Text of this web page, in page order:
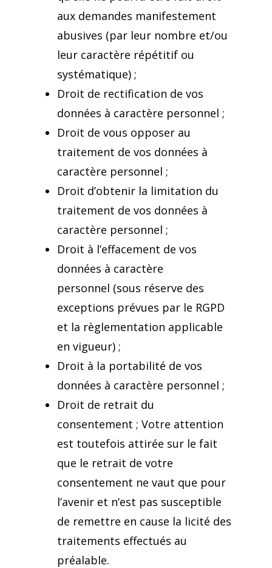
aux demandes manifestement
abusives (par leur nombre et/ou
leur caractère répétitif ou
systématique) ;
Droit de rectification de vos
données à caractère personnel ;
Droit de vous opposer au
traitement de vos données à
caractère personnel ;
Droit d’obtenir la limitation du
traitement de vos données à
caractère personnel ;
Droit à l’effacement de vos
données à caractère
personnel (sous réserve des
exceptions prévues par le RGPD
et la règlementation applicable
en vigueur) ;
Droit à la portabilité de vos
données à caractère personnel ;
Droit de retrait du
consentement ; Votre attention
est toutefois attirée sur le fait
que le retrait de votre
consentement ne vaut que pour
l’avenir et n’est pas susceptible
de remettre en cause la licité des
traitements effectués au
préalable.